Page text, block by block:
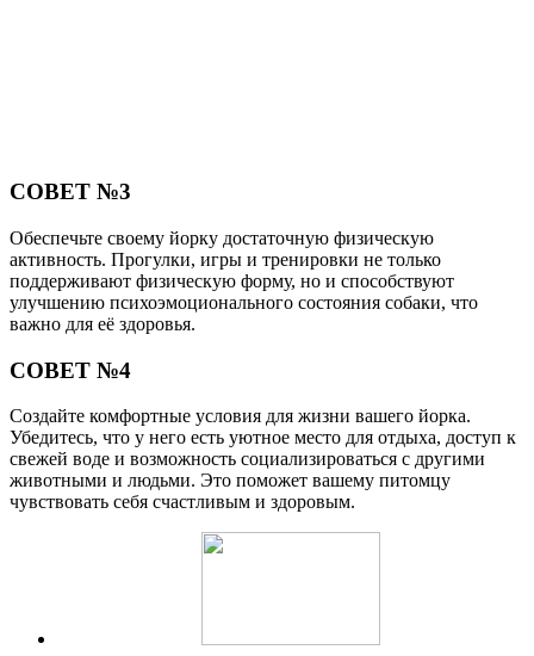
СОВЕТ №3
Обеспечьте своему йорку достаточную физическую
активность. Прогулки, игры и тренировки не только
поддерживают физическую форму, но и способствуют
улучшению психоэмоционального состояния собаки, что
важно для её здоровья.
СОВЕТ №4
Создайте комфортные условия для жизни вашего йорка.
Убедитесь, что у него есть уютное место для отдыха, доступ к
свежей воде и возможность социализироваться с другими
животными и людьми. Это поможет вашему питомцу
чувствовать себя счастливым и здоровым.